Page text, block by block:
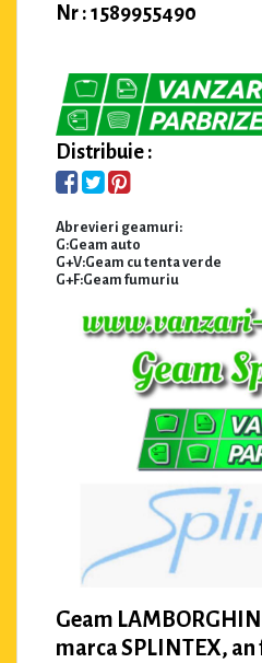
Nr : 1589955490
Distribuie :
Abrevieri geamuri:
G:Geam auto
G+V:Geam cu tenta verde
G+F:Geam fumuriu
Geam
marca SPLINTEX,